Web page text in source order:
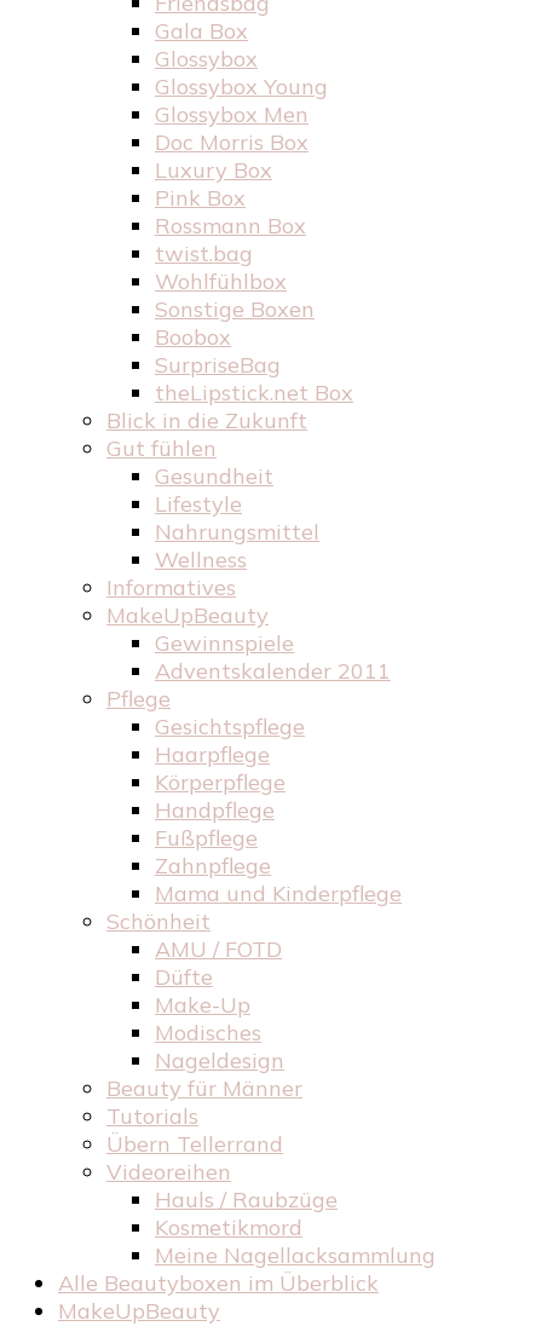
Gala Box
Glossybox
Glossybox Young
Glossybox Men
Doc Morris Box
Luxury Box
Pink Box
Rossmann Box
twist.bag
Wohlfühlbox
Sonstige Boxen
Boobox
SurpriseBag
theLipstick.net Box
Blick in die Zukunft
Gut fühlen
Gesundheit
Lifestyle
Nahrungsmittel
Wellness
Informatives
MakeUpBeauty
Gewinnspiele
Adventskalender 2011
Pflege
Gesichtspflege
Haarpflege
Körperpflege
Handpflege
Fußpflege
Zahnpflege
Mama und Kinderpflege
Schönheit
AMU / FOTD
Düfte
Make-Up
Modisches
Nageldesign
Beauty für Männer
Tutorials
Übern Tellerrand
Videoreihen
Hauls / Raubzüge
Kosmetikmord
Meine Nagellacksammlung
Alle Beautyboxen im Überblick
MakeUpBeauty